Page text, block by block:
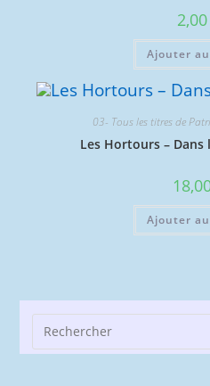
2,00
Ajouter
03- Tous les titres de
Les Hortours – Dans
Ajouter